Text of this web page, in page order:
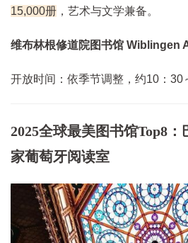
15,000册 ，艺术与文学兼备。
维布林根修道院图书馆 Wiblingen
开放时间：依季节调整，约10：30
2025全球最美图书馆Top8
家葡萄牙阅读室